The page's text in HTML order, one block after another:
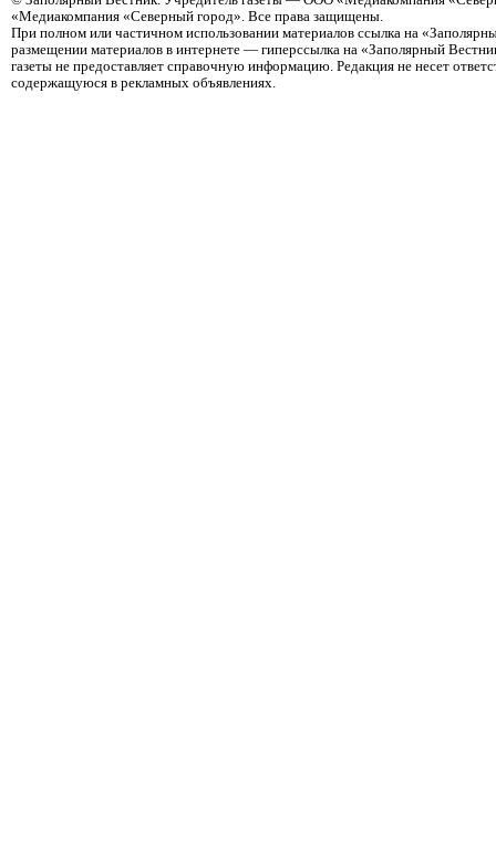
«Медиакомпания «Северный город». Все права защищены.
При полном или частичном использовании материалов ссылка на
размещении материалов в интернете — гиперссылка на «Заполярный
газеты не предоставляет справочную информацию. Редакция не несет
содержащуюся в рекламных объявлениях.